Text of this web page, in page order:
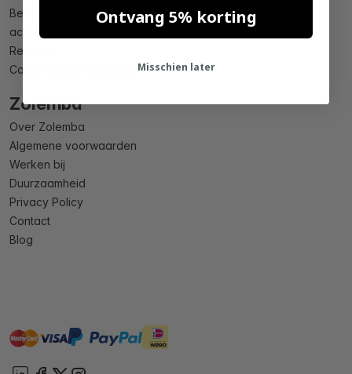
Betaling
account aanpassen
Retouren
Conformiteitsverklaring PPWR
Zolemba
Over Zolemba
Algemene voorwaarden
Werken bij
Duurzaamheid
Privacy Policy
Contact
Blog
mastervisa paypal ideal
Ontvang 5% korting
Misschien later